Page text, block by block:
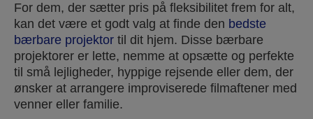
For dem, der sætter pris på fleksibilitet frem for alt,
kan det være et godt valg at finde den bedste
bærbare projektor til dit hjem. Disse bærbare
projektorer er lette, nemme at opsætte og perfekte
til små lejligheder, hyppige rejsende eller dem, der
ønsker at arrangere improviserede filmaftener med
venner eller familie.